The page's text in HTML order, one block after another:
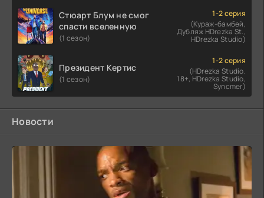
Стюарт Блум не смог
спасти вселенную
(1 сезон)
1-2 серия
(Кураж-бамбей,
Дубляж HDrezka St.,
HDrezka Studio)
Президент Кертис
(1 сезон)
1-2 серия
(HDrezka Studio.
18+, HDrezka Studio,
Syncmer)
Новости